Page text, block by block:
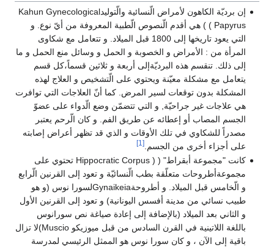
إن برديّة الكاهون لأمراض الّنسائية والّتوليدKahun Gynecological
Papyrus ) ) هي أقدم الّنصوص الّطبية المعروفة من أيّ نوع. و
التي يعود تاريخها إلى 1800 قبل الميلاد. و تتعامل مع شكاوى
المرأة من : الأمراض و الخصوبة و الحمل و وسائل منع الحمل و ما
إلى ذلك. تنقسم هذه البرديّةإلى أربعة و ثلاثين قسماً،كل قسم
يتعامل مع مشكلة معيّنة ويحتوي على الّتشخيص و العلاج لهذه
المشكلة بدون توقعات لسير المرض. كما أنّ العلاجات التي توافرت
هي علاجات غير جراحيّة, و التي تتضمّن وضع الّدواء على عضوّ
الجسم المصاب أو إعطائه عن طريق الفم. و كان الّرحم يعتبر
مصدراً للشكاوي في تلك الأوقات و الذي قد تظهر أعراض إصابته
على أجزاء أخرى من الجسم.[1]
كانت "مجموعة أبقراط" ( ( Hippocratic Corpus تحتوي على
مجموعةأطروحات متعلّقة بطب الّنسائيّة و تعود إلى القرنين الّرابع
و الّخامس قبل الميلاد. و أطروحةGynaikeiaلسورا نوس (و هو
طبيب نسائي من مدينة أفسس اليونانية) و تعود إلى القرنين الأول
و الثاني بعد الميلاد (بالإضافة إلى إعادة صياغة نص سورانوس
باللغة اللاتينية في القرن السادس من قبل ميوزيكو Muscio)لا تزال
باقية إلى الآن ، و كان سورا نوس هو الممثل الرئيسي لمدرسة